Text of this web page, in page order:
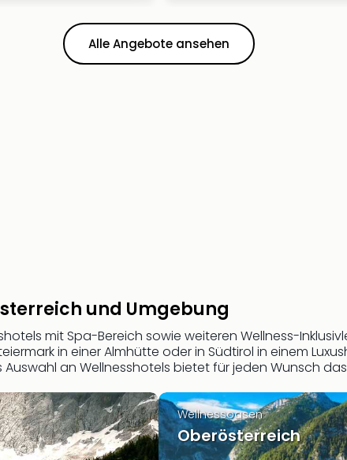
Alle Angebote ansehen
und Umgebung
mit Spa-Bereich sowie weiteren Wellness-
in einer Almhütte oder in Südtirol in einem
an Wellnesshotels bietet für jeden Wunsch
Wellnessoasen
Oberösterreich